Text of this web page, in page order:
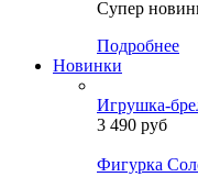
Супер
Подробнее
Новинки
Игрушка-
3 490 руб
Фигурка